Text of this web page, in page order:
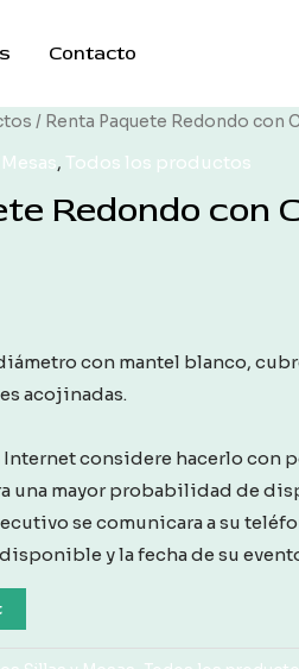
Contacto
/ Renta Paquete Redondo con
, Todos los productos
Redondo con
con mantel blanco,
acojinadas.
considere hacerlo con
una mayor probabilidad de
se comunicara a su
y la fecha de su